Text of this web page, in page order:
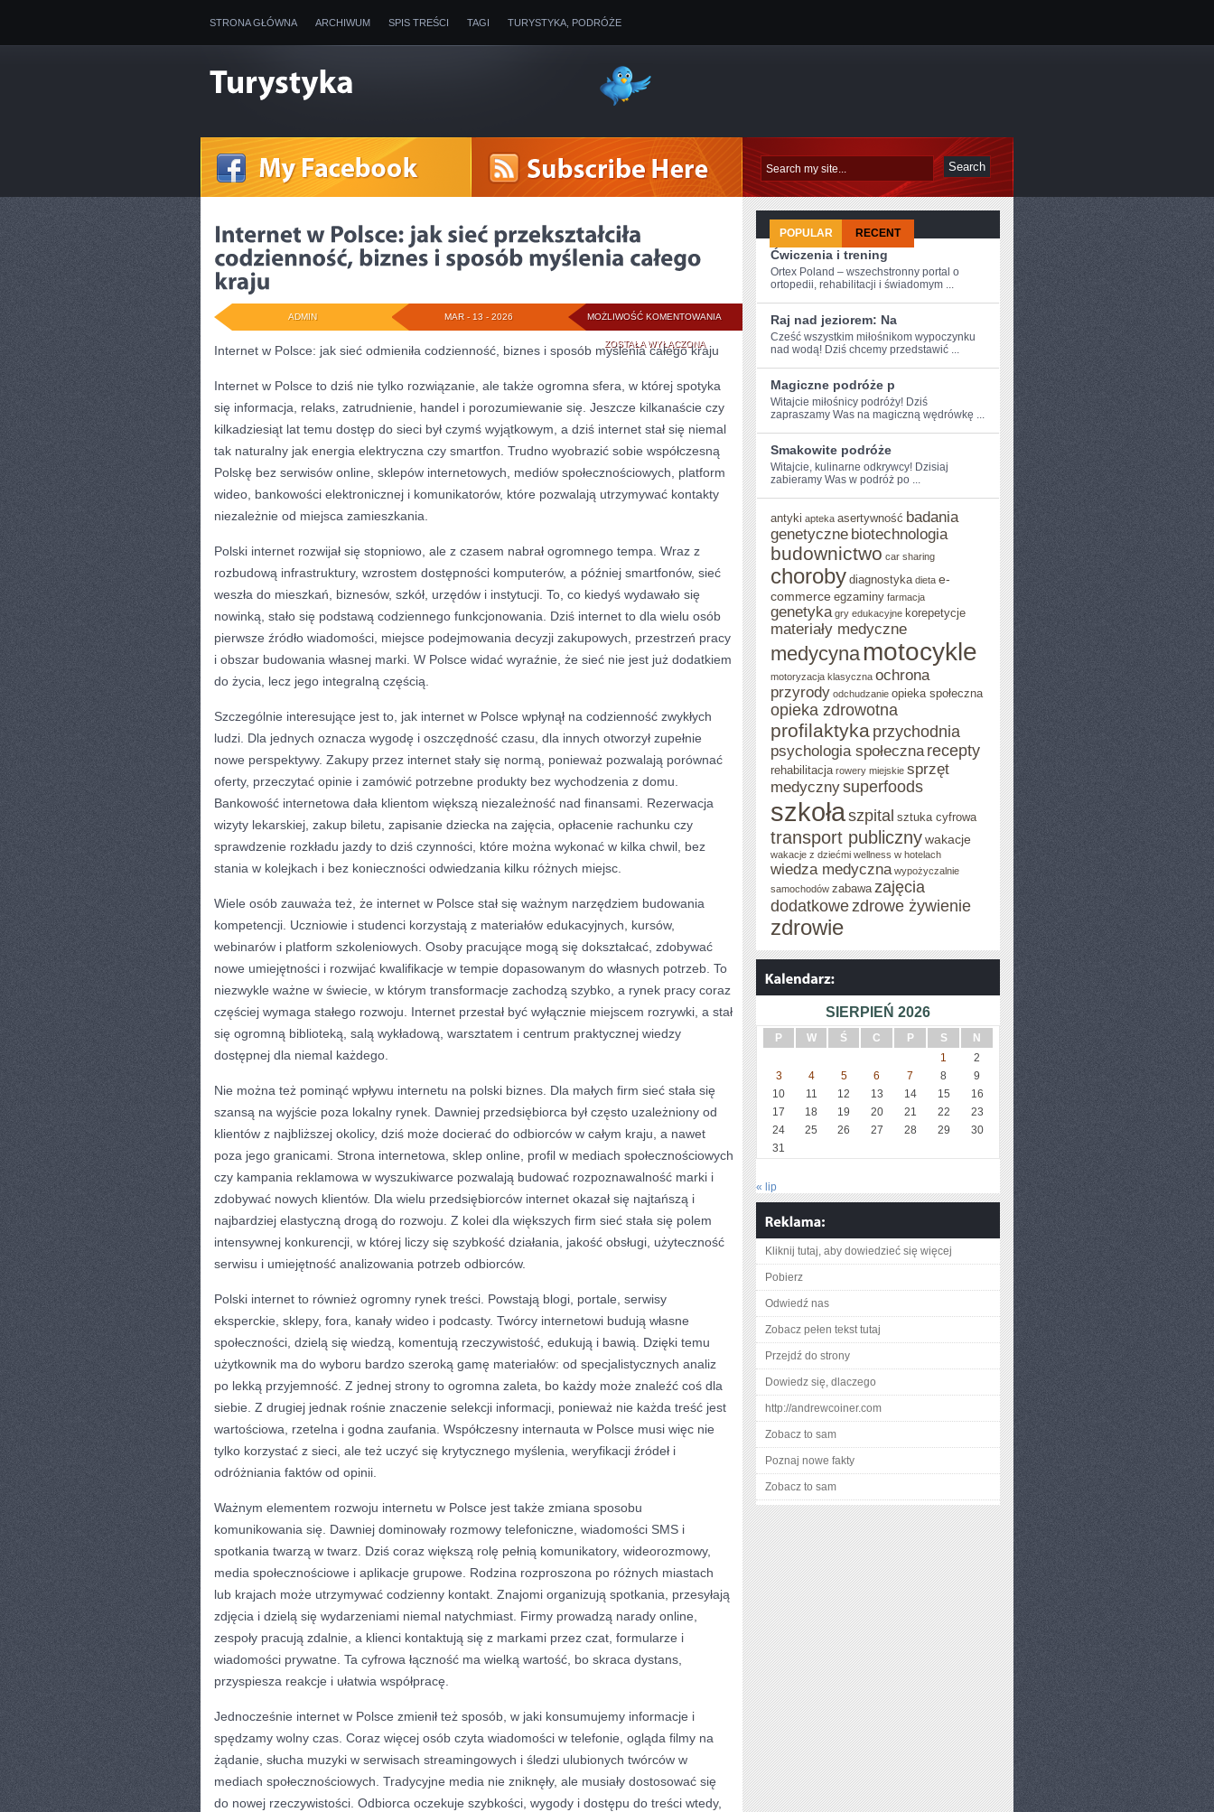
STRONA GŁÓWNA ARCHIWUM SPIS TREŚCI TAGI TURYSTYKA, PODRÓŻE
MOŻLIWOŚĆ KOMENTOWANIA INTERNET
POLSCE:
SIEĆ
PRZEKSZTAŁCIŁA
CODZIENNOŚĆ,
BIZNES
SPOSÓB
MYŚLENIA
CAŁEGO
KRAJU
ZOSTAŁA WYŁĄCZONA
MAR - 13 - 2026
ADMIN
Internet w Polsce: jak sieć odmieniła codzienność, biznes i sposób myślenia całego kraju
Internet w Polsce to dziś nie tylko rozwiązanie, ale także ogromna sfera, w której spotyka
się informacja, relaks, zatrudnienie, handel i porozumiewanie się. Jeszcze kilkanaście czy
kilkadziesiąt lat temu dostęp do sieci był czymś wyjątkowym, a dziś internet stał się niemal
tak naturalny jak energia elektryczna czy smartfon. Trudno wyobrazić sobie współczesną
Polskę bez serwisów online, sklepów internetowych, mediów społecznościowych, platform
wideo, bankowości elektronicznej i komunikatorów, które pozwalają utrzymywać kontakty
niezależnie od miejsca zamieszkania.
Polski internet rozwijał się stopniowo, ale z czasem nabrał ogromnego tempa. Wraz z
rozbudową infrastruktury, wzrostem dostępności komputerów, a później smartfonów, sieć
weszła do mieszkań, biznesów, szkół, urzędów i instytucji. To, co kiedyś wydawało się
nowinką, stało się podstawą codziennego funkcjonowania. Dziś internet to dla wielu osób
pierwsze źródło wiadomości, miejsce podejmowania decyzji zakupowych, przestrzeń pracy
i obszar budowania własnej marki. W Polsce widać wyraźnie, że sieć nie jest już dodatkiem
do życia, lecz jego integralną częścią.
Szczególnie interesujące jest to, jak internet w Polsce wpłynął na codzienność zwykłych
ludzi. Dla jednych oznacza wygodę i oszczędność czasu, dla innych otworzył zupełnie
nowe perspektywy. Zakupy przez internet stały się normą, ponieważ pozwalają porównać
oferty, przeczytać opinie i zamówić potrzebne produkty bez wychodzenia z domu.
Bankowość internetowa dała klientom większą niezależność nad finansami. Rezerwacja
wizyty lekarskiej, zakup biletu, zapisanie dziecka na zajęcia, opłacenie rachunku czy
sprawdzenie rozkładu jazdy to dziś czynności, które można wykonać w kilka chwil, bez
stania w kolejkach i bez konieczności odwiedzania kilku różnych miejsc.
Wiele osób zauważa też, że internet w Polsce stał się ważnym narzędziem budowania
kompetencji. Uczniowie i studenci korzystają z materiałów edukacyjnych, kursów,
webinarów i platform szkoleniowych. Osoby pracujące mogą się dokształcać, zdobywać
nowe umiejętności i rozwijać kwalifikacje w tempie dopasowanym do własnych potrzeb. To
niezwykle ważne w świecie, w którym transformacje zachodzą szybko, a rynek pracy coraz
częściej wymaga stałego rozwoju. Internet przestał być wyłącznie miejscem rozrywki, a stał
się ogromną biblioteką, salą wykładową, warsztatem i centrum praktycznej wiedzy
dostępnej dla niemal każdego.
Nie można też pominąć wpływu internetu na polski biznes. Dla małych firm sieć stała się
szansą na wyjście poza lokalny rynek. Dawniej przedsiębiorca był często uzależniony od
klientów z najbliższej okolicy, dziś może docierać do odbiorców w całym kraju, a nawet
poza jego granicami. Strona internetowa, sklep online, profil w mediach społecznościowych
czy kampania reklamowa w wyszukiwarce pozwalają budować rozpoznawalność marki i
zdobywać nowych klientów. Dla wielu przedsiębiorców internet okazał się najtańszą i
najbardziej elastyczną drogą do rozwoju. Z kolei dla większych firm sieć stała się polem
intensywnej konkurencji, w której liczy się szybkość działania, jakość obsługi, użyteczność
serwisu i umiejętność analizowania potrzeb odbiorców.
Polski internet to również ogromny rynek treści. Powstają blogi, portale, serwisy
eksperckie, sklepy, fora, kanały wideo i podcasty. Twórcy internetowi budują własne
społeczności, dzielą się wiedzą, komentują rzeczywistość, edukują i bawią. Dzięki temu
użytkownik ma do wyboru bardzo szeroką gamę materiałów: od specjalistycznych analiz
po lekką przyjemność. Z jednej strony to ogromna zaleta, bo każdy może znaleźć coś dla
siebie. Z drugiej jednak rośnie znaczenie selekcji informacji, ponieważ nie każda treść jest
wartościowa, rzetelna i godna zaufania. Współczesny internauta w Polsce musi więc nie
tylko korzystać z sieci, ale też uczyć się krytycznego myślenia, weryfikacji źródeł i
odróżniania faktów od opinii.
Ważnym elementem rozwoju internetu w Polsce jest także zmiana sposobu
komunikowania się. Dawniej dominowały rozmowy telefoniczne, wiadomości SMS i
spotkania twarzą w twarz. Dziś coraz większą rolę pełnią komunikatory, wideorozmowy,
media społecznościowe i aplikacje grupowe. Rodzina rozproszona po różnych miastach
lub krajach może utrzymywać codzienny kontakt. Znajomi organizują spotkania, przesyłają
zdjęcia i dzielą się wydarzeniami niemal natychmiast. Firmy prowadzą narady online,
zespoły pracują zdalnie, a klienci kontaktują się z markami przez czat, formularze i
wiadomości prywatne. Ta cyfrowa łączność ma wielką wartość, bo skraca dystans,
przyspiesza reakcje i ułatwia współpracę.
Jednocześnie internet w Polsce zmienił też sposób, w jaki konsumujemy informacje i
spędzamy wolny czas. Coraz więcej osób czyta wiadomości w telefonie, ogląda filmy na
żądanie, słucha muzyki w serwisach streamingowych i śledzi ulubionych twórców w
mediach społecznościowych. Tradycyjne media nie zniknęły, ale musiały dostosować się
do nowej rzeczywistości. Odbiorca oczekuje szybkości, wygody i dostępu do treści wtedy,
POPULAR RECENT
Ćwiczenia i trening
Ortex Poland – wszechstronny portal o
ortopedii, rehabilitacji i świadomym ...
Raj nad jeziorem: Na
Cześć wszystkim ⁤miłośnikom wypoczynku
nad wodą! Dziś⁣ chcemy przedstawić ...
Magiczne podróże p
Witajcie miłośnicy ​podróży! Dziś
zapraszamy Was na magiczną wędrówkę ...
Smakowite podróże
Witajcie, kulinarne​ odkrywcy! Dzisiaj
zabieramy Was w podróż po ...
antyki apteka asertywność badania
genetyczne biotechnologia
budownictwo car sharing
choroby diagnostyka dieta e-
commerce egzaminy farmacja
genetyka gry edukacyjne korepetycje
materiały medyczne
medycyna motocykle
motoryzacja klasyczna ochrona
przyrody odchudzanie opieka społeczna
opieka zdrowotna
profilaktyka przychodnia
psychologia społeczna recepty
rehabilitacja rowery miejskie sprzęt
medycznysuperfoods
szkołaszpital sztuka cyfrowa
transport publicznywakacje
wakacje z dziećmi wellness w hotelach
wiedza medyczna wypożyczalnie
samochodów zabawa zajęcia
dodatkowezdrowe żywienie
zdrowie
SIERPIEŃ 2026
P W Ś C P S
N
1
2
3
4 5 6 7 8
9
10
11 12 13 14 15
16
17
18 19 20 21 22
23
24
25 26 27 28 29
30
31
« lip
Kliknij tutaj, aby dowiedzieć się więcej
Pobierz
Odwiedź nas
Zobacz pełen tekst tutaj
Przejdź do strony
Dowiedz się, dlaczego
http://andrewcoiner.com
Zobacz to sam
Poznaj nowe fakty
Zobacz to sam